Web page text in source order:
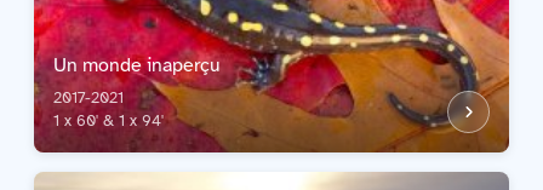
Un monde inaperçu
2017-2021
1 x 60' & 1 x 94'